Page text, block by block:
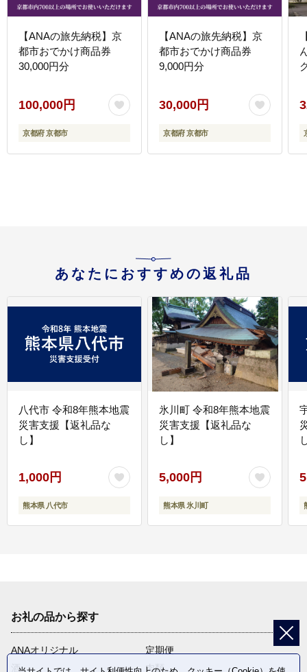
【ANAの旅先納税】京
都市おでかけ商品券
30,000円分
100,000円
京都府 京都市
【ANAの旅先納税】京
都市おでかけ商品券
9,000円分
30,000円
京都府 京都市
あなたにおすすめの返礼品
八代市 令和8年熊本地震
災害支援【返礼品な
し】
1,000円
熊本県 八代市
氷川町 令和8年熊本地震
災害支援【返礼品な
し】
5,000円
熊本県 氷川町
お礼の品から探す
ANAオリジナル
定期便
酒
肉類